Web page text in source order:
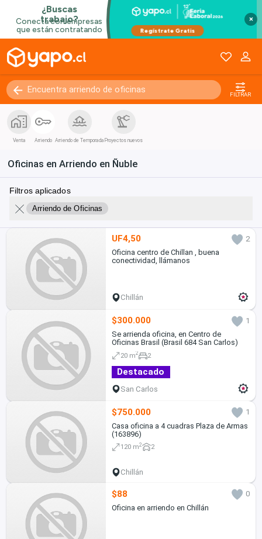
×
FILTRAR
Venta Arriendo Arriendo de Temporada Proyectos nuevos
Oficinas en Arriendo en Ñuble
Filtros aplicados
Arriendo de Oficinas
UF4,50
2
Oficina centro de Chillan , buena
conectividad, llámanos
Chillán
$300.000
1
Se arrienda oficina, en Centro de
Oficinas Brasil (Brasil 684 San Carlos)
20 m2 2
Destacado
San Carlos
$750.000
1
Casa oficina a 4 cuadras Plaza de Armas
(163896)
120 m2 2
Chillán
$88
0
Oficina en arriendo en Chillán